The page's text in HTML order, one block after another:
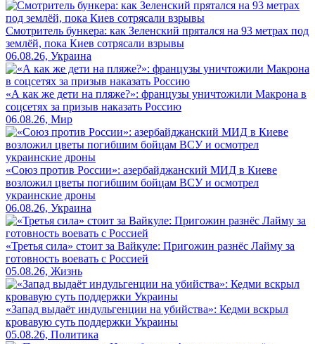
Смотритель бункера: как Зеленский прятался на 93 метрах под
землёй, пока Киев сотрясали взрывы
06.08.26, Украина
«А как же дети на пляже?»: французы уничтожили Макрона в
соцсетях за призыв наказать Россию
06.08.26, Мир
«Союз против России»: азербайджанский МИД в Киеве
возложил цветы погибшим бойцам ВСУ и осмотрел
украинские дроны
06.08.26, Украина
«Третья сила» стоит за Вайкуле: Пригожин разнёс Лайму за
готовность воевать с Россией
05.08.26, Жизнь
«Запад выдаёт индульгенции на убийства»: Кедми вскрыл
кровавую суть поддержки Украины
05.08.26, Политика